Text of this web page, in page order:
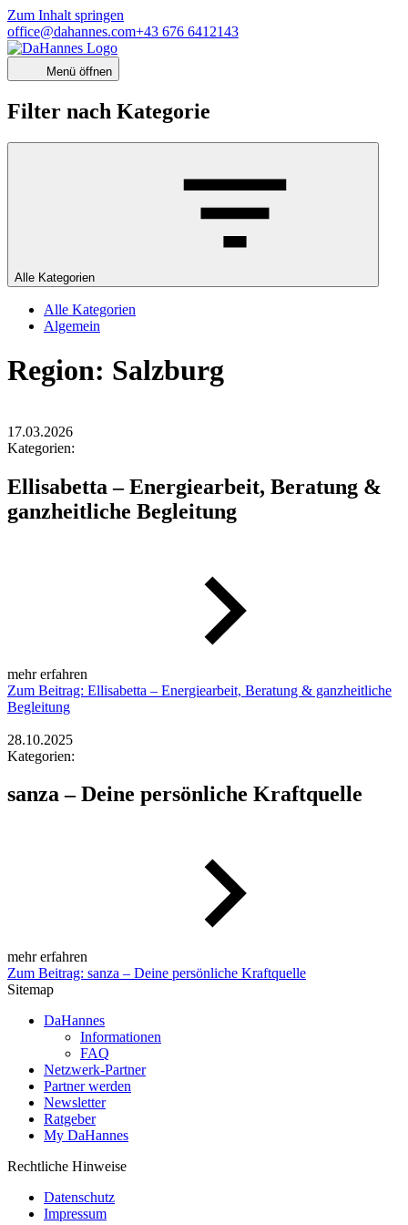
Zum Inhalt springen
office@dahannes.com+43 676 6412143
Menü öffnen
Filter nach Kategorie
Alle Kategorien
Alle Kategorien
Algemein
Region: Salzburg
17.03.2026
Kategorien:
Ellisabetta – Energiearbeit, Beratung &
ganzheitliche Begleitung
mehr erfahren
Zum Beitrag: Ellisabetta – Energiearbeit, Beratung & ganzheitliche
Begleitung
28.10.2025
Kategorien:
sanza – Deine persönliche Kraftquelle
mehr erfahren
Zum Beitrag: sanza – Deine persönliche Kraftquelle
Sitemap
DaHannes
Informationen
FAQ
Netzwerk-Partner
Partner werden
Newsletter
Ratgeber
My DaHannes
Rechtliche Hinweise
Datenschutz
Impressum